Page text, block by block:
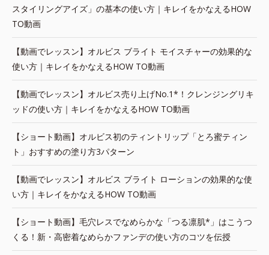
スタイリングアイズ」の基本の使い方｜キレイをかなえるHOW
TO動画
【動画でレッスン】オルビス ブライト モイスチャーの効果的な
使い方｜キレイをかなえるHOW TO動画
【動画でレッスン】オルビス売り上げNo.1*！クレンジングリキ
ッドの使い方｜キレイをかなえるHOW TO動画
【ショート動画】オルビス初のティントリップ「とろ蜜ティン
ト」おすすめの塗り方3パターン
【動画でレッスン】オルビス ブライト ローションの効果的な使
い方｜キレイをかなえるHOW TO動画
【ショート動画】毛穴レスでなめらかな「つる凛肌*」はこうつ
くる！新・高密着なめらかファンデの使い方のコツを伝授